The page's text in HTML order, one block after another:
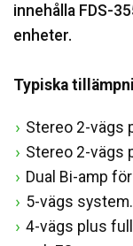
innehålla FDS-
enheter.
Typiska
Stereo 2-vägs
Stereo 2-vägs
Dual Bi-amp
5-vägs system.
4-vägs plus